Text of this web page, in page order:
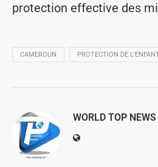
protection effective des
CAMEROUN PROTECTION DE
WORLD TOP NEWS